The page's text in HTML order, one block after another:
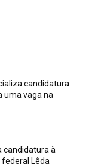
candidatura
uma vaga na
candidatura à
Lêda